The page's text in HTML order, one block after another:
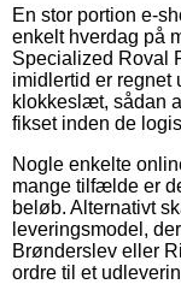
En stor portion e-
enkelt hverdag på
Specialized Roval
imidlertid er regnet
klokkeslæt, sådan
fikset inden de
Nogle enkelte
mange tilfælde er
beløb. Alternativt
leveringsmodel,
Brønderslev eller
ordre til et